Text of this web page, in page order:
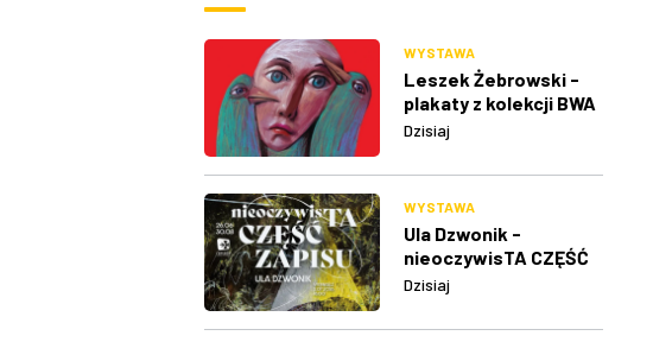
WYSTAWA
Leszek Żebrowski -
plakaty z kolekcji BWA
w Rzeszowie
Dzisiaj
WYSTAWA
Ula Dzwonik -
nieoczywisTA CZĘŚĆ
ZAPISU
Dzisiaj